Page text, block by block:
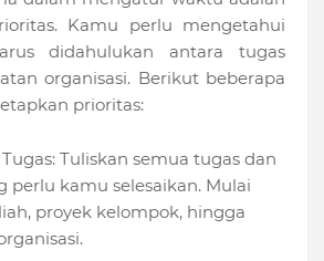
Kamu perlu mengetahui
didahulukan antara tugas
organisasi. Berikut beberapa
prioritas:
Tuliskan semua tugas dan
perlu kamu selesaikan. Mulai
proyek kelompok, hingga